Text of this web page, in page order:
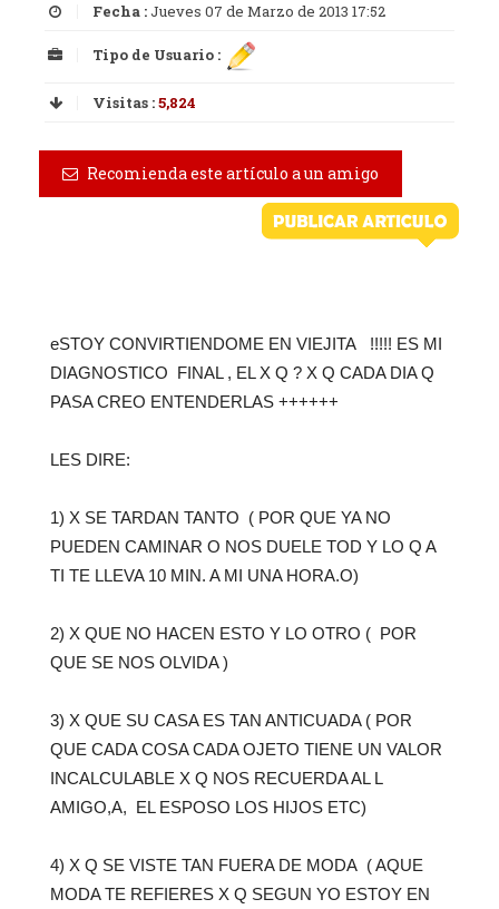
Fecha :Jueves 07 de Marzo de 2013 17:52
Tipo de Usuario :
Visitas :5,824
Recomienda este artículo a un amigo
eSTOY CONVIRTIENDOME EN VIEJITA !!!!! ES MI
DIAGNOSTICO FINAL , EL X Q ? X Q CADA DIA Q
PASA CREO ENTENDERLAS ++++++
LES DIRE:
1) X SE TARDAN TANTO ( POR QUE YA NO
PUEDEN CAMINAR O NOS DUELE TOD Y LO Q A
TI TE LLEVA 10 MIN. A MI UNA HORA.O)
2) X QUE NO HACEN ESTO Y LO OTRO ( POR
QUE SE NOS OLVIDA )
3) X QUE SU CASA ES TAN ANTICUADA ( POR
QUE CADA COSA CADA OJETO TIENE UN VALOR
INCALCULABLE X Q NOS RECUERDA AL L
AMIGO,A, EL ESPOSO LOS HIJOS ETC)
4) X Q SE VISTE TAN FUERA DE MODA ( AQUE
MODA TE REFIERES X Q SEGUN YO ESTOY EN